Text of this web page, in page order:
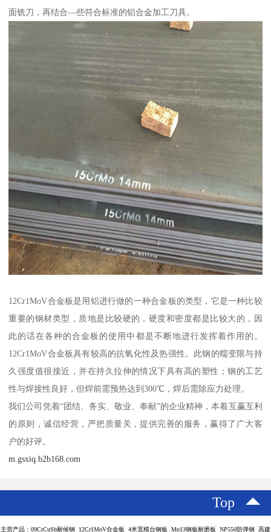
面铣刀，再结合—些符合标准的铝合金加工刀具。
12Cr1MoV合金板是用铝进行做的一种合金板的类型，它是一种比较
重要的钢材类型，质地是比较硬的，硬度和密度都是比较大的，因
此的话在各种的合金板的使用中都是不断地进行发挥着作用的。
12Cr1MoV合金板具有较高的抗氧化性及热强性。此钢的蠕变限与持
久强度值很接近，并在持久拉伸的情况下具有高的塑性；钢的工艺
性与焊接性良好，但焊前需预热达到300℃，焊后需除应力处理。
我们公司凭着“团结、务实、敬业、奉献”的企业精神，本着互赢互利
的原则，诚信经营，严把质量关，提供完善的服务，赢得了广大客
户的好评。
m.gsxiq.b2b168.com
Top
主营产品：09CrCuSb耐候钢 12Cr1MoV合金板 4米宽模台钢板 Mn13钢板耐磨板 NP550防弹钢 高建